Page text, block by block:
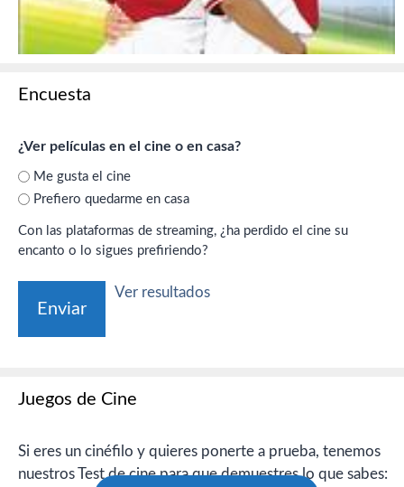
Encuesta
¿Ver películas en el cine o en casa?
Me gusta el cine
Prefiero quedarme en casa
Con las plataformas de streaming, ¿ha perdido el cine su
encanto o lo sigues prefiriendo?
Ver resultados
Juegos de Cine
Si eres un cinéfilo y quieres ponerte a prueba, tenemos
nuestros Test de cine para que demuestres lo que sabes: